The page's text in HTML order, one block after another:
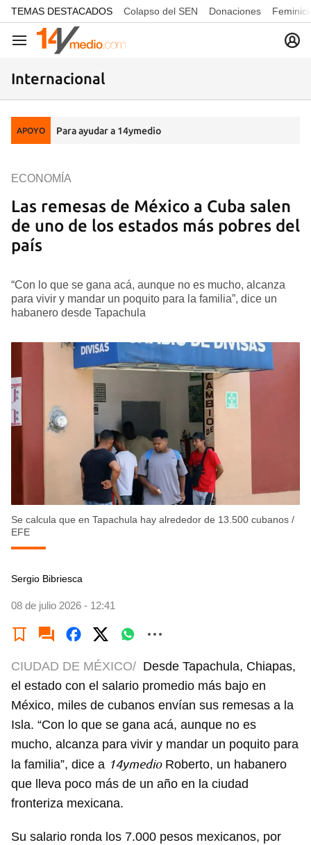
common.go-to-content
TEMAS DESTACADOS Colapso del SEN Donaciones
Navegación
Internacional
APOYO Para ayudar a 14ymedio
Las remesas de México a Cuba salen
de uno de los estados más pobres del
país
ECONOMÍA
“Con lo que se gana acá, aunque no es mucho, alcanza
para vivir y mandar un poquito para la familia”, dice un
habanero desde Tapachula
Se calcula que en Tapachula hay alrededor de 13.500 cubanos /
EFE
Sergio Bibriesca
08 de julio 2026 - 12:41
CIUDAD DE MÉXICO/ Desde Tapachula, Chiapas,
el estado con el salario promedio más bajo en
México, miles de cubanos envían sus remesas a la
Isla. “Con lo que se gana acá, aunque no es
mucho, alcanza para vivir y mandar un poquito para
la familia”, dice a 14ymedioRoberto, un habanero
que lleva poco más de un año en la ciudad
fronteriza mexicana.
Su salario ronda los 7.000 pesos mexicanos, por